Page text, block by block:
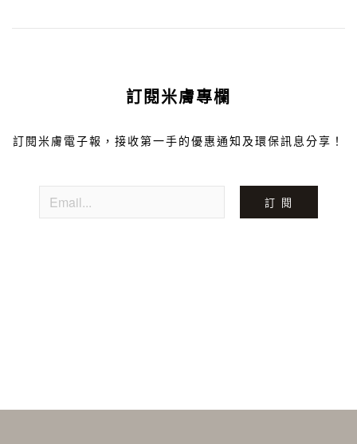
訂閱米膚專欄
訂閱米膚電子報，接收第一手的優惠通知及環保訊息分享！
訂 閱